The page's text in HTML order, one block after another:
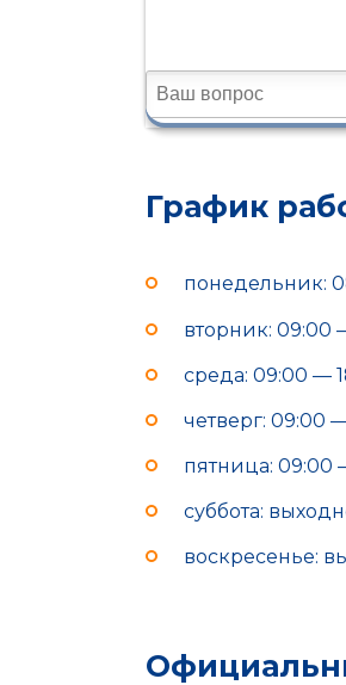
График
понедельник:
вторник: 09:00
среда: 09:00 —
четверг: 09:00
пятница: 09:00
суббота:
воскресенье: